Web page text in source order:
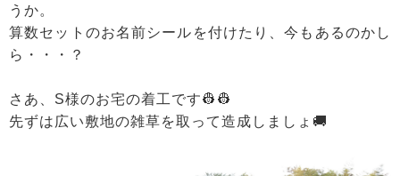
うか。
算数セットのお名前シールを付けたり、今もあるのかし
ら・・・？
さあ、S様のお宅の着工です👷👷
先ずは広い敷地の雑草を取って造成しましょ🚚